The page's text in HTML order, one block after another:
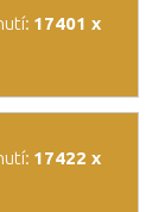
17401 x
17422 x